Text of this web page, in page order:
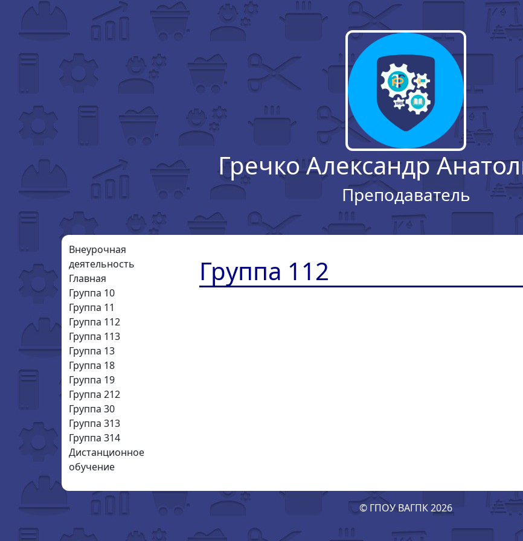
Гречко Александр
Преподаватель
Внеурочная
деятельность
Главная
Группа 10
Группа 11
Группа 112
Группа 113
Группа 13
Группа 18
Группа 19
Группа 212
Группа 30
Группа 313
Группа 314
Дистанционное
обучение
Группа 112
© ГПОУ ВАГПК 2026